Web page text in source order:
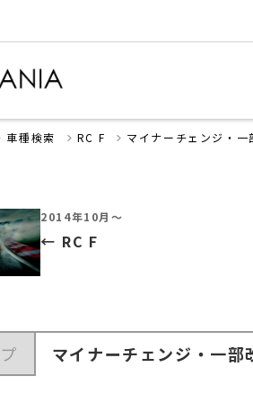
車種検索 RC F マイナーチェンジ・一
2014年10月～
RC F
マイナーチェンジ・一部